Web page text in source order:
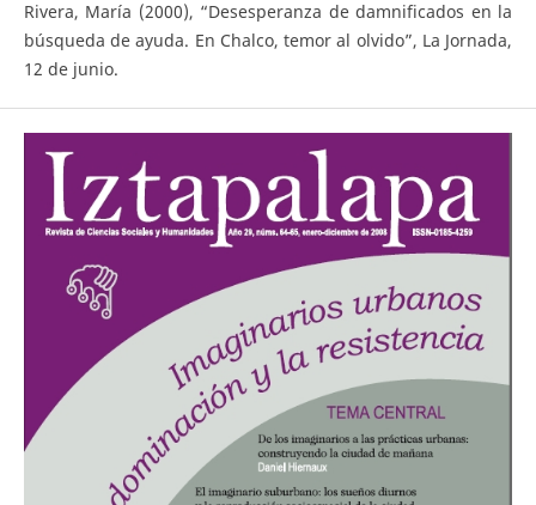
Rivera, María (2000), “Desesperanza de damnificados en la
búsqueda de ayuda. En Chalco, temor al olvido”, La Jornada,
12 de junio.